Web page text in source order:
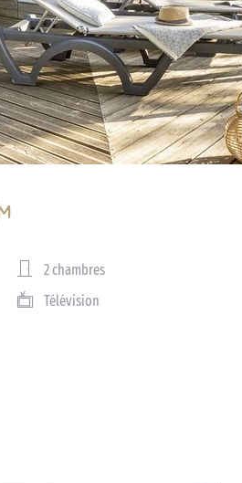
2 chambres
Télévision